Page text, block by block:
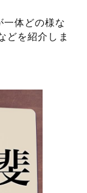
一体どの様な
どを紹介しま